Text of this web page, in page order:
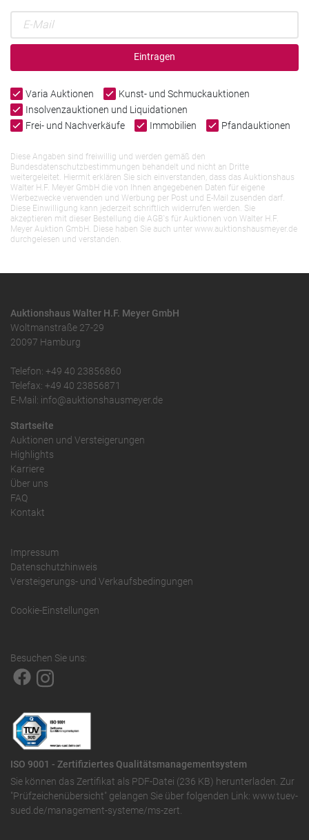
Eintragen
Varia Auktionen
Kunst- und Schmuckauktionen
Insolvenzauktionen und Liquidationen
Frei- und Nachverkäufe
Immobilien Pfandauktionen
Diese Angaben sind freiwillig und werden gemäß den
Bundesdatenschutzbestimmungen behandelt und nicht an Dritte
weitergeleitet. Hiermit erklären Sie sich einverstanden, dass das Auktionshaus
Walter H.F. Meyer GmbH die von Ihnen angegebenen Daten für eigene
Werbezwecke verwenden und Werbung per Post und E-Mail zusenden darf.
Diese Einwilligung kann jederzeit schriftlich widerrufen werden. Sie
akzeptieren mit dieser Bestellung die AGB`s für Auktionen von Walter H.F.
Meyer Auktion GmbH. Diese haben Sie auch unter www.auktionshausmeyer.de
durchgelesen und verstanden.
Auktionshaus Walter H.F. Meyer GmbH
Woltmanstraße 27-29
20097 Hamburg
Telefon: +49 40 23856860
Telefax: +49 40 23856871
E-Mail: info@auktionshausmeyer.de
Startseite
Auktionen und Versteigerungen
Highlights
Karriere
Über uns
FAQ
Kontakt
Impressum
Datenschutzhinweis
Versteigerungs- und Verkaufsbedingungen
Cookie-Einstellungen
Besuchen Sie uns:
ISO 9001 - Zertifiziertes Qualitätsmanagementsystem
Sie können das Zertifikat als PDF-Datei (236 KB) herunterladen. Zur
"Prüfzeichenübersicht" gelangen Sie über folgenden Link: www.tuev-
sued.de/management-systeme/ms-zert